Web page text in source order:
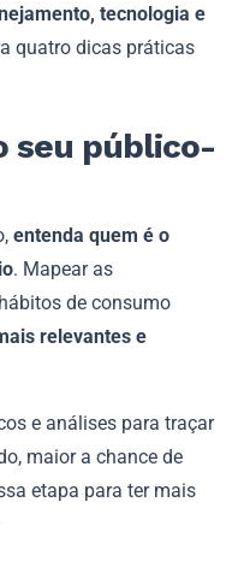
tecnologia e
quatro dicas práticas
seu público-
entenda quem é o
. Mapear as
de consumo
relevantes e
e análises para traçar
maior a chance de
etapa para ter mais